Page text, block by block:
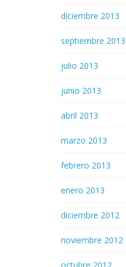
diciembre 2013
septiembre 2013
julio 2013
junio 2013
abril 2013
marzo 2013
febrero 2013
enero 2013
diciembre 2012
noviembre 2012